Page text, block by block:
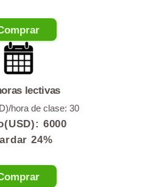
lectivas
hora de clase: 30
6000
24%